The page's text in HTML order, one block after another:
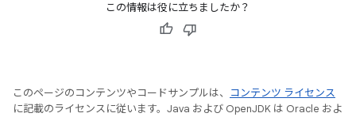
この情報は役に立ちましたか？
このページのコンテンツやコードサンプルは、
コンテンツ ライセンス
に記載のライセンスに従います。Java および OpenJDK は Oracle およ